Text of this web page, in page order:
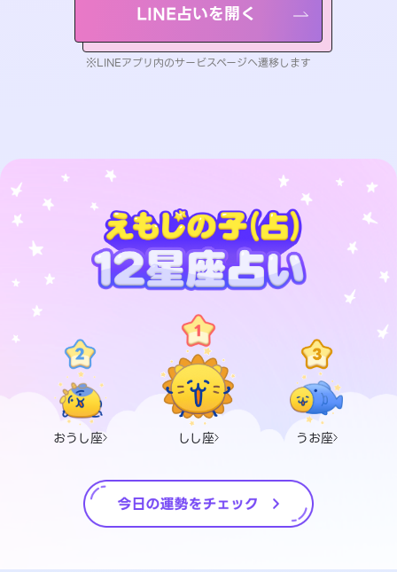
LINE占いを開く
※LINEアプリ内のサービスページへ遷移します
おうし座 しし座 うお座